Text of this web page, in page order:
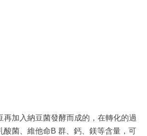
再加入納豆菌發酵而成的，在轉化的過
酸菌、維他命B 群、鈣、鎂等含量，可